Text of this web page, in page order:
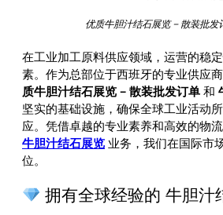
优质牛胆汁结石展览 – 散装批发
在工业加工原料供应领域，运营的稳
素。作为总部位于西班牙的专业供应
质牛胆汁结石展览 – 散装批发订单 和
坚实的基础设施，确保全球工业活动
应。凭借卓越的专业素养和高效的物
牛胆汁结石展览 业务，我们在国际市
位。
拥有全球经验的 牛胆汁